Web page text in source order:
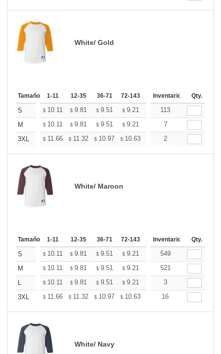
White/ Gold
Tamaño 1-11 12-35 36-71 72-143 144-287 288 + Mas
Inventario Qty.
S $ 10.11 $ 9.81 $ 9.51 $ 9.21 8.91113
M
$ 10.11 $ 9.81 $ 9.51 $ 9.21 8.917
3XL
$ 11.66 $ 11.32 $ 10.97 $ 10.63 10.28
2
White/ Maroon
Tamaño 1-11 12-35 36-71 72-143 144-287 288 + Mas
Inventario Qty.
S $ 10.11 $ 9.81 $ 9.51 $ 9.21 8.91
549
M
$ 10.11 $ 9.81 $ 9.51 $ 9.21 8.91
521
L
$ 10.11 $ 9.81 $ 9.51 $ 9.21 8.913
3XL
$ 11.66 $ 11.32 $ 10.97 $ 10.63 10.28
16
White/ Navy